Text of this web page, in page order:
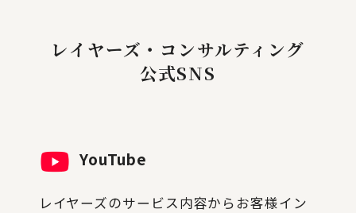
レイヤーズ・コンサルティング
公式SNS
YouTube
レイヤーズのサービス内容からお客様イン